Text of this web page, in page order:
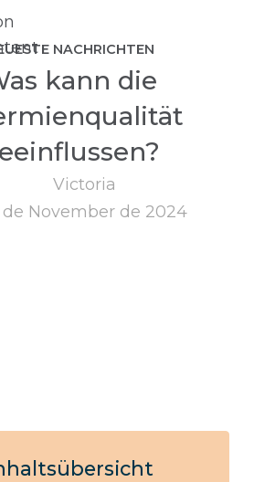
NACHRICHTEN
kann die
Victoria
de November de 2024